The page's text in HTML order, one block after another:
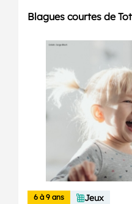
Blagues courtes de
6 à 9 ans Jeux